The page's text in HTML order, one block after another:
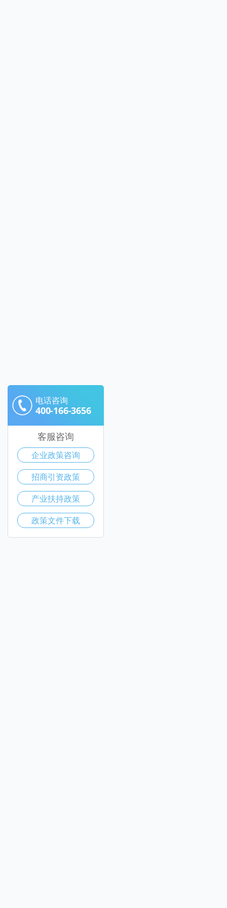
电话咨询
400-166-3656
客服咨询
企业政策咨询
招商引资政策
产业扶持政策
政策文件下载